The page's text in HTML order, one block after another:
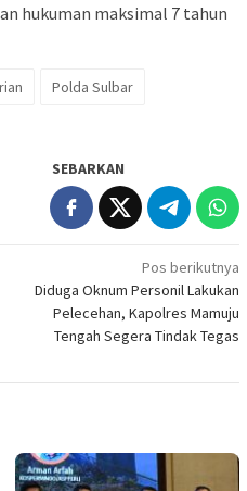
hukuman maksimal 7 tahun
Polda Sulbar
SEBARKAN
Pos berikutnya
Diduga Oknum Personil Lakukan
Pelecehan, Kapolres Mamuju
Tengah Segera Tindak Tegas